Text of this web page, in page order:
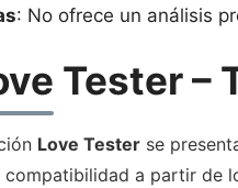
: No ofrece un análisis
Tester –
Love Tester se
compatibilidad a partir de